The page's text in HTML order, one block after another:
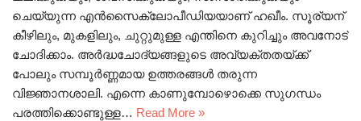
ചെയ്യുന്ന എൻസൈക്ലോപീഡിയയാണ് ഹഖീം. സൂര്യന്
കീഴിലും, മുകളിലും, ചുറ്റുമുള്ള എന്തിനെ കുറിച്ചും അവനോട്
ചോദിക്കാം. അർദ്ധചോദ്യങ്ങളുടെ അവ്യക്തതയ്ക്ക്‌
പോലും സമ്പൂർണ്ണമായ ഉത്തരങ്ങൾ തരുന്ന
വിജ്ഞാനശാലി. എന്നെ കാണുമ്പോഴൊക്കെ സുഗന്ധം
പരത്തിക്കൊണ്ടുള്ള… Read More »